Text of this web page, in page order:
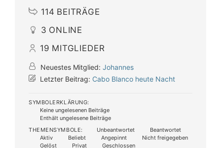
114 BEITRÄGE
3 ONLINE
19 MITGLIEDER
Neuestes Mitglied: Johannes
Letzter Beitrag: Cabo Blanco heute Nacht
SYMBOLERKLÄRUNG:
Keine ungelesenen Beiträge
Enthält ungelesene Beiträge
THEMENSYMBOLE:
Unbeantwortet
Beantwortet
Aktiv
Beliebt Angepinnt
Nicht freigegeben
Gelöst
Privat Geschlossen